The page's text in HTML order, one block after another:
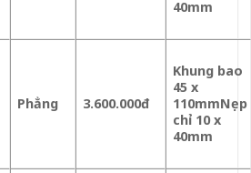
40mm
Phẳng 3.600.000đ
Khung bao
45 x
110mmNẹp
chỉ 10 x
40mm